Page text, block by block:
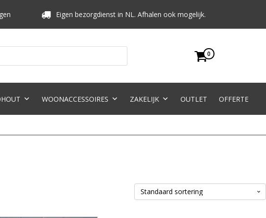
Eigen bezorgdienst in NL. Afhalen ook mogelijk.
0
WOONACCESSOIRES ZAKELIJK OUTLET OFFERTE